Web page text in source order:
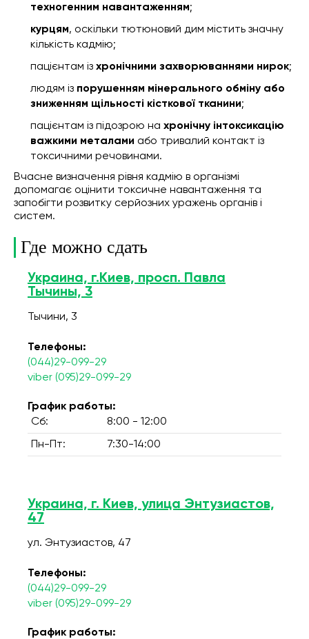
техногенним навантаженням;
курцям, оскільки тютюновий дим містить значну
кількість кадмію;
пацієнтам із хронічними захворюваннями нирок;
людям із порушенням мінерального обміну або
зниженням щільності кісткової тканини;
пацієнтам із підозрою на хронічну інтоксикацію
важкими металами або тривалий контакт із
токсичними речовинами.
Вчасне визначення рівня кадмію в організмі
допомагає оцінити токсичне навантаження та
запобігти розвитку серйозних уражень органів і
систем.
Где можно сдать
Украина, г.Киев, просп. Павла
Тычины, 3
Тычини, 3
Телефоны:
(044)29-099-29
viber (095)29-099-29
График работы:
Сб:
8:00 - 12:00
Пн-Пт: 7:30-14:00
Украина, г. Киев, улица Энтузиастов,
47
ул. Энтузиастов, 47
Телефоны:
(044)29-099-29
viber (095)29-099-29
График работы: